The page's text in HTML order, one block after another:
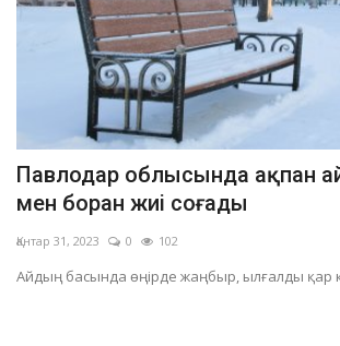
Павлодар облысында ақпан
мен боран жиі соғады
Қантар 31, 2023 0 102
Айдың басында өңірде жаңбыр, ылғалды қар